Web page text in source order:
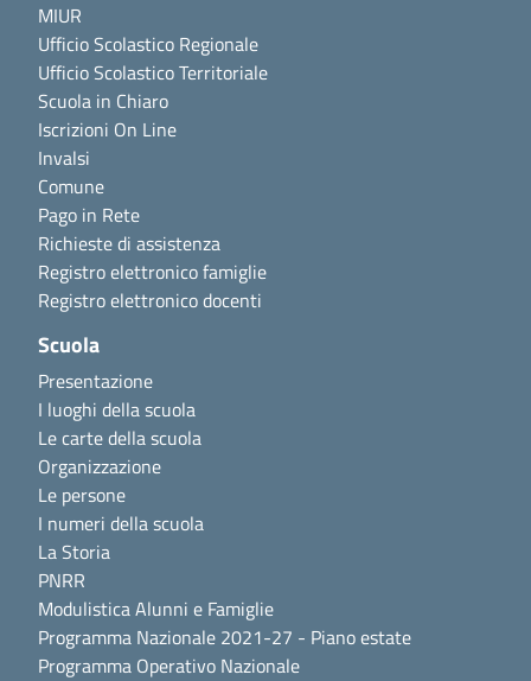
MIUR
Ufficio Scolastico Regionale
Ufficio Scolastico Territoriale
Scuola in Chiaro
Iscrizioni On Line
Invalsi
Comune
Pago in Rete
Richieste di assistenza
Registro elettronico famiglie
Registro elettronico docenti
Scuola
Presentazione
I luoghi della scuola
Le carte della scuola
Organizzazione
Le persone
I numeri della scuola
La Storia
PNRR
Modulistica Alunni e Famiglie
Programma Nazionale 2021-27 - Piano estate
Programma Operativo Nazionale